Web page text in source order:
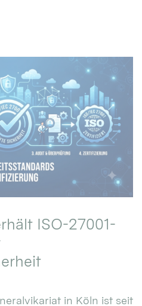
ISO-27001-
in Köln ist seit